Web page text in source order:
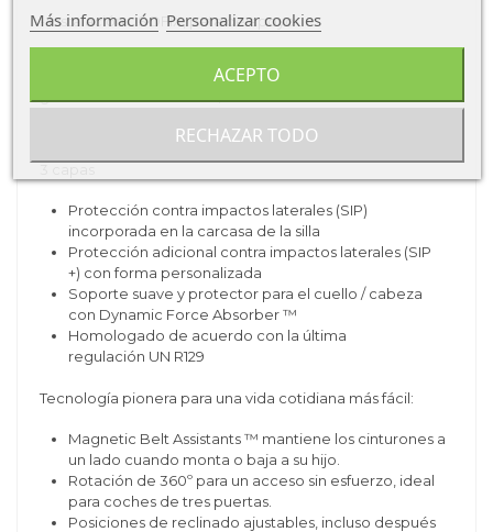
- Instalación: ISOFIX, pata de apoyo
contramarcha desde los 61cm hasta los 105cm y permite,
Protección contra impactos laterales (SIP)
incorporada en la carcasa de la silla
Protección adicional contra impactos laterales (SIP
+) con forma personalizada
Soporte suave y protector para el cuello / cabeza
con Dynamic Force Absorber ™
Homologado de acuerdo con la última
regulación UN R129
Tecnología pionera para una vida cotidiana más fácil:
Magnetic Belt Assistants ™ mantiene los cinturones a
un lado cuando monta o baja a su hijo.
Rotación de 360º para un acceso sin esfuerzo, ideal
para coches de tres puertas.
Posiciones de reclinado ajustables, incluso después
Más información Personalizar cookies
RECHAZAR TODO
ACEPTO